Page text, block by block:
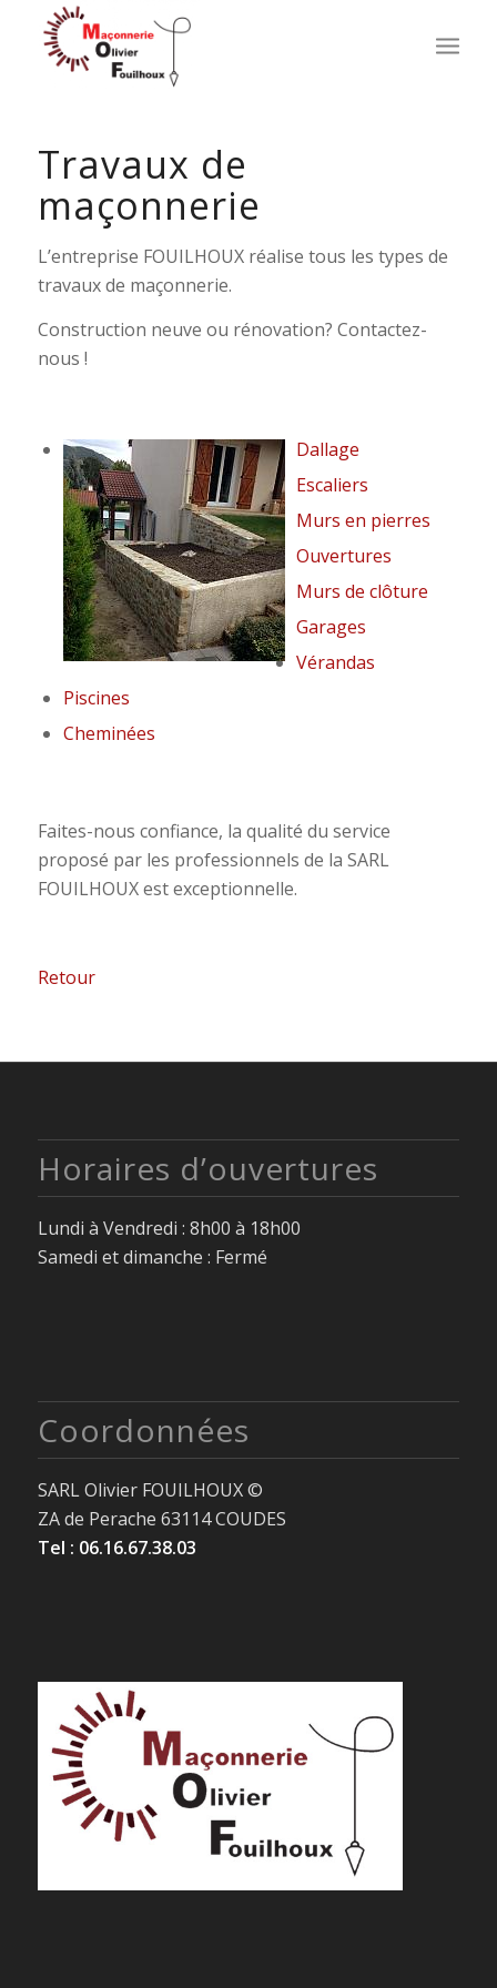
Travaux de
maçonnerie
L’entreprise FOUILHOUX réalise tous les types de
travaux de maçonnerie.
Construction neuve ou rénovation? Contactez-
nous !
Dallage
Escaliers
Murs en pierres
Ouvertures
Murs de clôture
Garages
Vérandas
Piscines
Cheminées
Faites-nous confiance, la qualité du service
proposé par les professionnels de la SARL
FOUILHOUX est exceptionnelle.
Retour
Horaires d’ouvertures
Lundi à Vendredi : 8h00 à 18h00
Samedi et dimanche : Fermé
Coordonnées
SARL Olivier FOUILHOUX ©
ZA de Perache 63114 COUDES
Tel : 06.16.67.38.03